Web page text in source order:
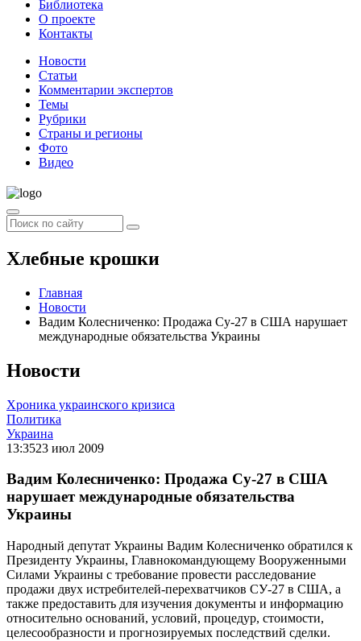
Библиотека
О проекте
Контакты
Новости
Статьи
Комментарии экспертов
Темы
Рубрики
Страны и регионы
Фото
Видео
Хлебные крошки
Главная
Новости
Вадим Колесниченко: Продажа Су-27 в США нарушает
международные обязательства Украины
Новости
Хроника украинского кризиса
Политика
Украина
13:3523 июл 2009
Вадим Колесниченко: Продажа Су-27 в США
нарушает международные обязательства
Украины
Народный депутат Украины Вадим Колесниченко обратился к
Президенту Украины, Главнокомандующему Вооруженными
Силами Украины с требование провести расследование
продажи двух истребителей-перехватчиков СУ-27 в США, а
также предоставить для изучения документы и информацию
относительно оснований, условий, процедур, стоимости,
целесообразности и прогнозируемых последствий сделки.